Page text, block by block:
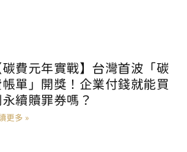
碳費元年實戰】台灣首波「碳
帳單」開獎！企業付錢就能買
永續贖罪券嗎？
更多 »